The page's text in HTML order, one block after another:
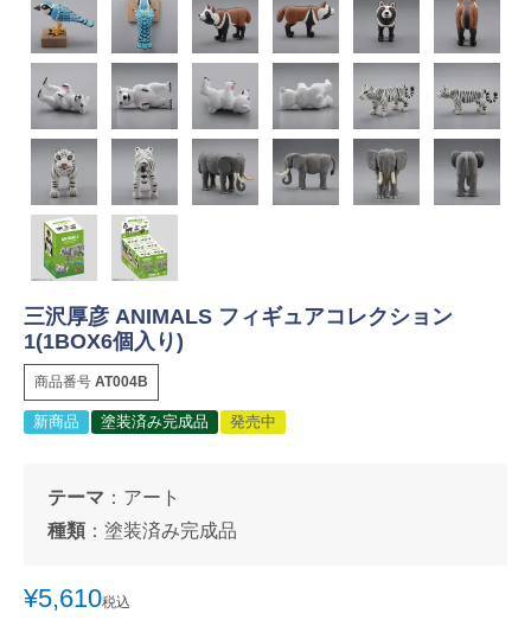
三沢厚彦 ANIMALS フィギュアコレクション
1(1BOX6個入り)
商品番号 AT004B
新商品 塗装済み完成品 発売中
テーマ ： アート
種類 ： 塗装済み完成品
¥5,610税込